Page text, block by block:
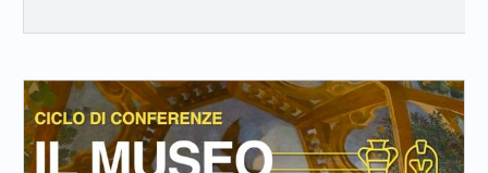
Link identifier #identifier__54365-19